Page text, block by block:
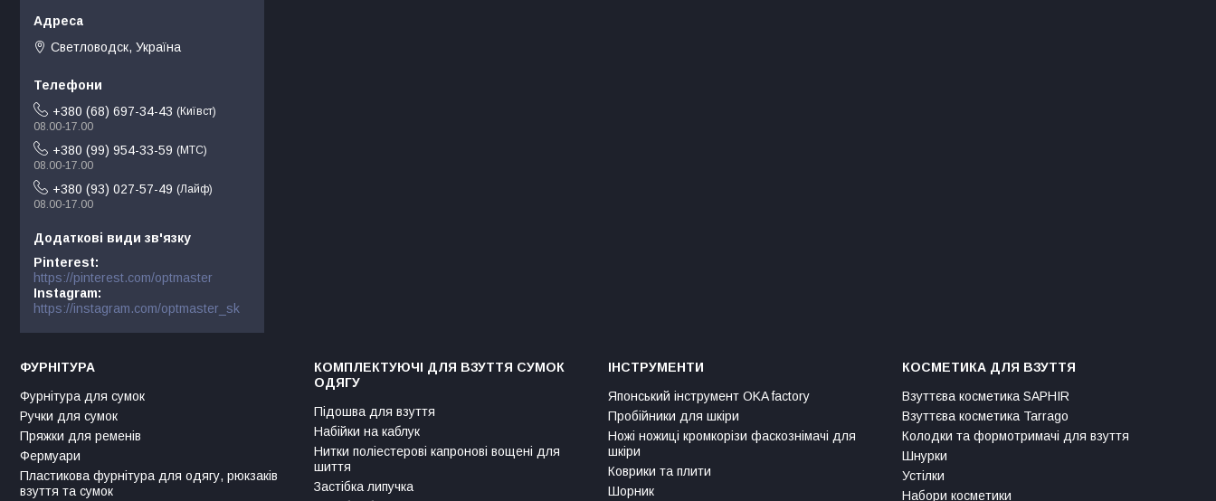
Светловодск, Україна
+380 (68) 697-34-43
Київст
08.00-17.00
+380 (99) 954-33-59
МТС
08.00-17.00
+380 (93) 027-57-49
Лайф
08.00-17.00
Pinterest
https://pinterest.com/optmaster
Instagram
https://instagram.com/optmaster_sk
ФУРНІТУРА
Фурнітура для сумок
Ручки для сумок
Пряжки для ременів
Фермуари
Пластикова фурнітура для одягу, рюкзаків
взуття та сумок
КОМПЛЕКТУЮЧІ ДЛЯ ВЗУТТЯ СУМОК
ОДЯГУ
Підошва для взуття
Набійки на каблук
Нитки поліестерові капронові вощені для
шиття
Застібка липучка
ІНСТРУМЕНТИ
Японський інструмент OKA factory
Пробійники для шкіри
Ножі ножиці кромкорізи фаскознімачі для
шкіри
Коврики та плити
Шорник
КОСМЕТИКА ДЛЯ ВЗУТТЯ
Взуттєва косметика SAPHIR
Взуттєва косметика Tarrago
Колодки та формотримачі для взуття
Шнурки
Устілки
Набори косметики